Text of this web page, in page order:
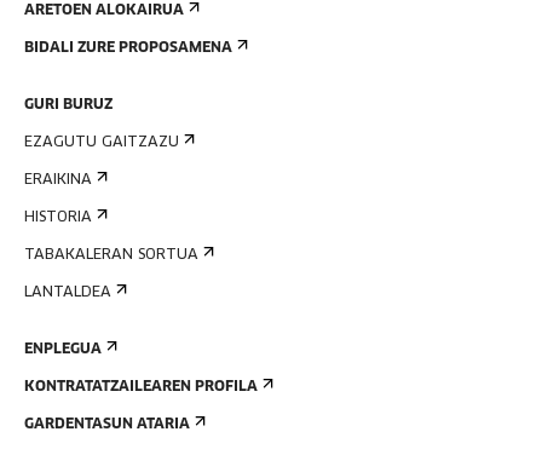
ARETOEN ALOKAIRUA
BIDALI ZURE PROPOSAMENA
GURI BURUZ
EZAGUTU GAITZAZU
ERAIKINA
HISTORIA
TABAKALERAN SORTUA
LANTALDEA
ENPLEGUA
KONTRATATZAILEAREN PROFILA
GARDENTASUN ATARIA